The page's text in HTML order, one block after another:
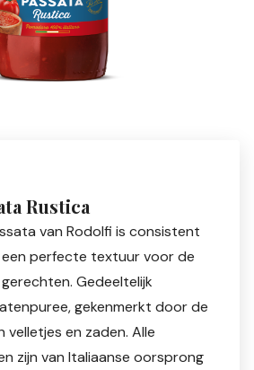
Rustica
van Rodolfi is consistent
een perfecte textuur voor de
Gedeeltelijk
gekenmerkt door de
velletjes en zaden. Alle
zijn van Italiaanse oorsprong